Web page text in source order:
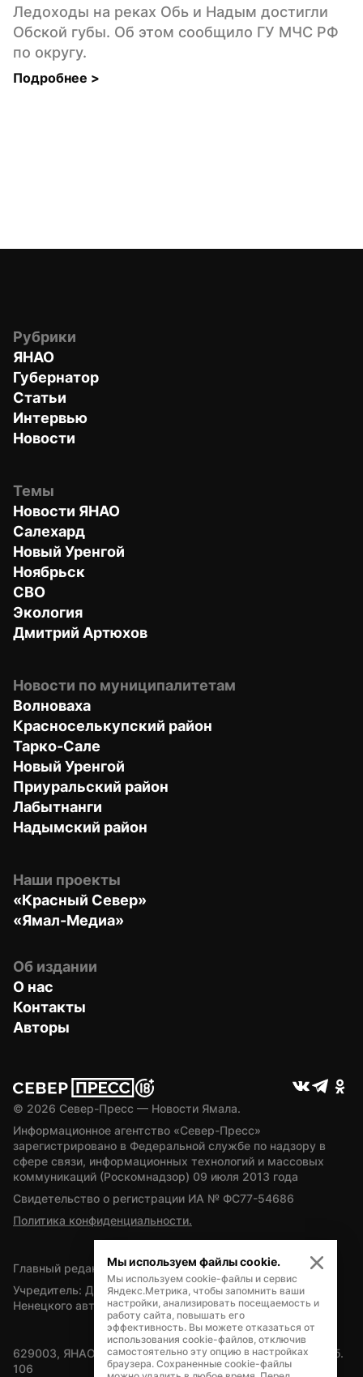
Ледоходы на реках Обь и Надым достигли
Обской губы. Об этом сообщило ГУ МЧС РФ
по округу.
Подробнее >
Рубрики
ЯНАО
Губернатор
Статьи
Интервью
Новости
Темы
Новости ЯНАО
Салехард
Новый Уренгой
Ноябрьск
СВО
Экология
Дмитрий Артюхов
Новости по муниципалитетам
Волноваха
Красноселькупский район
Тарко-Сале
Новый Уренгой
Приуральский район
Лабытнанги
Надымский район
Наши проекты
«Красный Север»
«Ямал-Медиа»
Об издании
О нас
Контакты
Авторы
© 2026 Север-Пресс — Новости Ямала.
Информационное агентство «Север-Пресс»
зарегистрировано в Федеральной службе по надзору в
сфере связи, информационных технологий и массовых
коммуникаций (Роскомнадзор) 09 июля 2013 года
Свидетельство о регистрации ИА № ФС77-54686
Политика конфиденциальности.
Главный редактор — А.Л. Поздеев
Учредитель: Департамент внутренней политики Ямало-
Ненецкого автономного округа
629003, ЯНАО, Салехард, мкр. Богдана Кнунянца, д.1, каб.
106
Мы используем файлы cookie.
Мы используем cookie-файлы и сервис
Яндекс.Метрика, чтобы запомнить ваши
настройки, анализировать посещаемость и
работу сайта, повышать его
эффективность. Вы можете отказаться от
использования cookie-файлов, отключив
самостоятельно эту опцию в настройках
браузера. Сохраненные cookie-файлы